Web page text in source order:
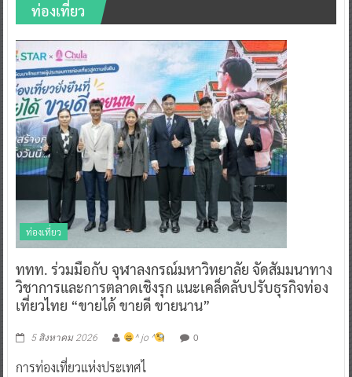
ท่องเที่ยว
ท่องเที่ยว
ททท. ร่วมมือกับ จุฬาลงกรณ์มหาวิทยาลัย จัดสัมมนาทาง
วิชาการและการตลาดเชิงรุก แนะเคล็ดลับปรับธุรกิจท่อง
เที่ยวไทย “ขายได้ ขายดี ขายนาน”
5 สิงหาคม 2026 ^ jo ^ 0
การท่องเที่ยวแห่งประเทศไ